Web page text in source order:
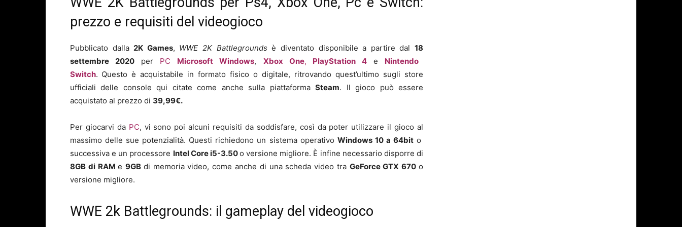
prezzo e requisiti del videogioco
Pubblicato dalla2K Games, WWE 2K Battlegroundsè diventato disponibile a partire dal18
settembre 2020 per PC Microsoft Windows, Xbox One, PlayStation 4e Nintendo
Switch. Questo è acquistabile in formato fisico o digitale, ritrovando quest’ultimo sugli store
ufficiali delle console qui citate come anche sulla piattaformaSteam. Il gioco può essere
acquistato al prezzo di 39,99€.
Per giocarvi da PC, vi sono poi alcuni requisiti da soddisfare, così da poter utilizzare il gioco al
massimo delle sue potenzialità. Questi richiedono un sistema operativo Windows 10 a 64bito
successiva e un processore Intel Core i5-3.50o versione migliore. È infine necessario disporre di
8GB di RAMe9GB di memoria video, come anche di una scheda video tra GeForce GTX 670o
versione migliore.
WWE 2k Battlegrounds: il gameplay del videogioco